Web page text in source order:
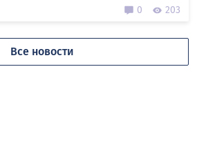
0 203
Все новости